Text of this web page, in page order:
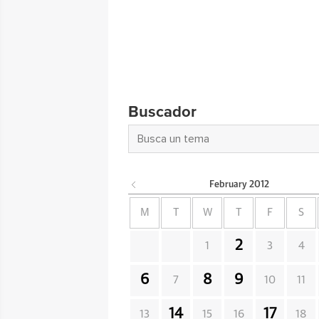
Buscador
February 2012
M W F S
1 2 3 4
6 7 8 9 10 11
13 14 15 16 17 18